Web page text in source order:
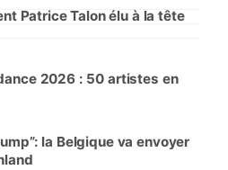
Patrice Talon élu à la tête
2026 : 50 artistes en
la Belgique va envoyer